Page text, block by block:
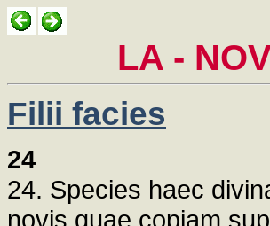
LA -
Filii facies
24
24. Species haec
novis quae copiam